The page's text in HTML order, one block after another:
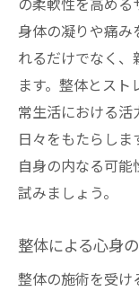
の柔軟性を高める
身体の凝りや痛み
れるだけでなく、
ます。整体とスト
常生活における活
日々をもたらし
自身の内なる可
試みましょう。
整体による心身
整体の施術を受け